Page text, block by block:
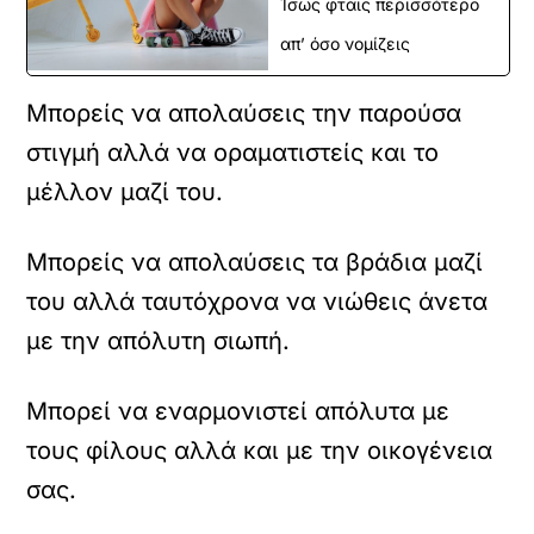
Ίσως φταις περισσότερο
απ’ όσο νομίζεις
Μπορείς να απολαύσεις την παρούσα
στιγμή αλλά να οραματιστείς και το
μέλλον μαζί του.
Μπορείς να απολαύσεις τα βράδια μαζί
του αλλά ταυτόχρονα να νιώθεις άνετα
με την απόλυτη σιωπή.
Μπορεί να εναρμονιστεί απόλυτα με
τους φίλους αλλά και με την οικογένεια
σας.